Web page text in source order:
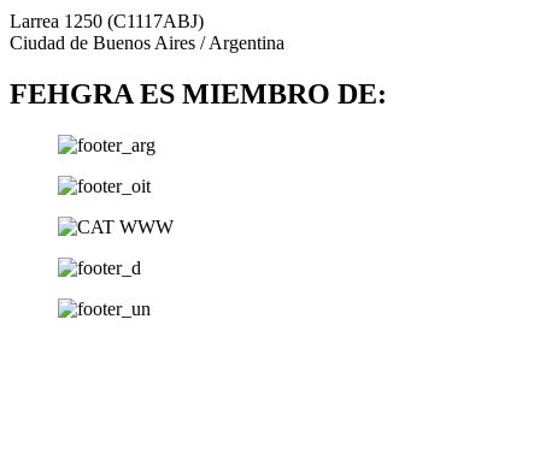
Larrea 1250 (C1117ABJ)
Ciudad de Buenos Aires / Argentina
FEHGRA ES MIEMBRO DE: